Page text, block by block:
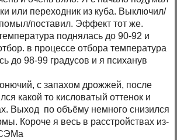
или переходник из куба. Выключил/
поставил. Эффект тот же.
поднялась до 90-92 и
в процессе отбора температура
до 98-99 градусов и я психанув
с запахом дрожжей, после
какой то кисловатый оттенок и
Выход по объёму немного снизился
Короче я весь в расстройствах из-